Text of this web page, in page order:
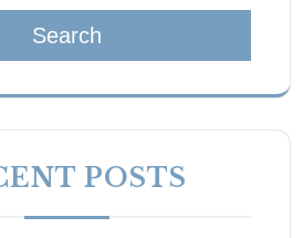
Search
POSTS